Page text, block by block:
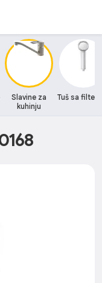
Slavine za
kuhinju
Tuš sa